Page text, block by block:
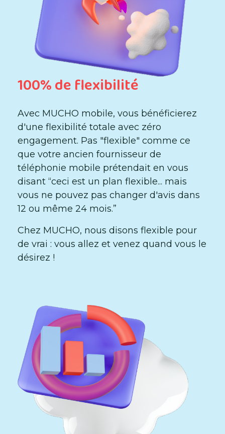
100% de flexibilité
Avec MUCHO mobile, vous bénéficierez
d'une flexibilité totale avec zéro
engagement. Pas "flexible" comme ce
que votre ancien fournisseur de
téléphonie mobile prétendait en vous
disant “ceci est un plan flexible... mais
vous ne pouvez pas changer d'avis dans
12 ou même 24 mois.”
Chez MUCHO, nous disons flexible pour
de vrai : vous allez et venez quand vous le
désirez !